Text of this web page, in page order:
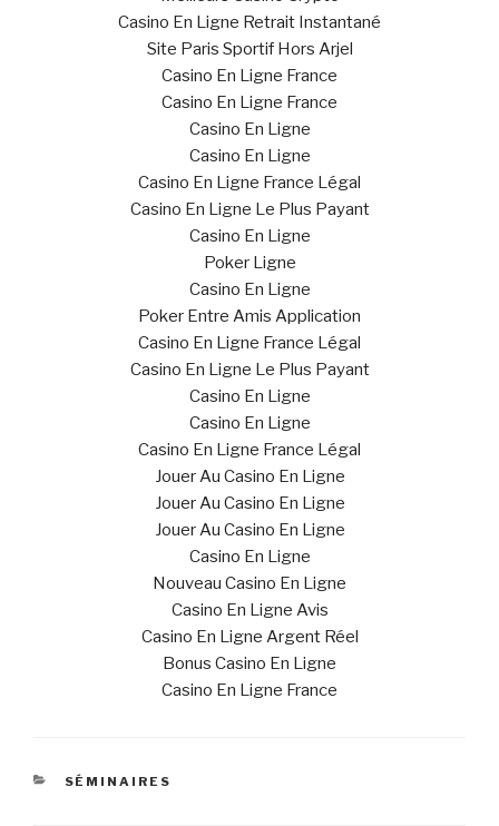
Casino En Ligne Retrait Instantané
Site Paris Sportif Hors Arjel
Casino En Ligne France
Casino En Ligne France
Casino En Ligne
Casino En Ligne
Casino En Ligne France Légal
Casino En Ligne Le Plus Payant
Casino En Ligne
Poker Ligne
Casino En Ligne
Poker Entre Amis Application
Casino En Ligne France Légal
Casino En Ligne Le Plus Payant
Casino En Ligne
Casino En Ligne
Casino En Ligne France Légal
Jouer Au Casino En Ligne
Jouer Au Casino En Ligne
Jouer Au Casino En Ligne
Casino En Ligne
Nouveau Casino En Ligne
Casino En Ligne Avis
Casino En Ligne Argent Réel
Bonus Casino En Ligne
Casino En Ligne France
CATÉGORIES
SÉMINAIRES